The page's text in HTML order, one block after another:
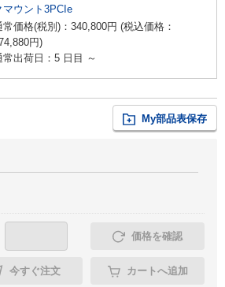
マウント3PCIe
常価格(税別)： 340,800円 (税込価格：
円)
常出荷日：5 日目 ～
My部品表保存
価格を確認
今すぐ注文 カートへ追加